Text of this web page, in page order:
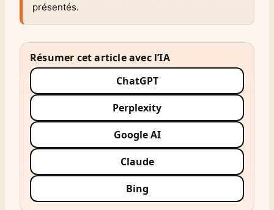
présentés.
Résumer cet article avec l’IA
ChatGPT
Perplexity
Google AI
Claude
Bing